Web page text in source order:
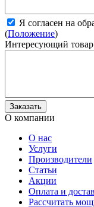
Я согласен на
(Положение)
Интересующий товар
О компании
О нас
Услуги
Производители
Статьи
Акции
Оплата и
Рассчитать